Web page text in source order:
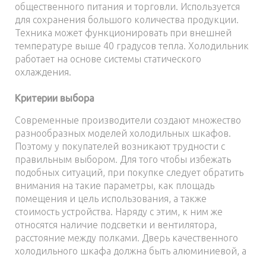
общественного питания и торговли. Используется
для сохранения большого количества продукции.
Техника может функционировать при внешней
температуре выше 40 градусов тепла. Холодильник
работает на основе системы статического
охлаждения.
Критерии выбора
Современные производители создают множество
разнообразных моделей холодильных шкафов.
Поэтому у покупателей возникают трудности с
правильным выбором. Для того чтобы избежать
подобных ситуаций, при покупке следует обратить
внимания на такие параметры, как площадь
помещения и цель использования, а также
стоимость устройства. Наряду с этим, к ним же
относятся наличие подсветки и вентилятора,
расстояние между полками. Дверь качественного
холодильного шкафа должна быть алюминиевой, а